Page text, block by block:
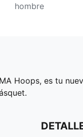
hombre
Hoops, es tu